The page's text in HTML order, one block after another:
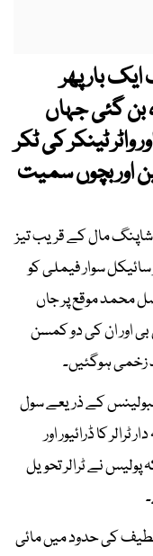
بار پھر
بن گئی جہاں
واٹر ٹینکر کی ٹکر
اور بچوں سمیت
مال کے قریب تیز
سوار فیملی کو
نتیجے میں 40 سالہ فضل محمد موقع پر جاں
35 سالہ آغا بی بی اور ان کی دو کمسن
کے ذریعے سول
کا ڈرائیور اور
پولیس نے ٹرالر تحویل
کی حدود میں مائی